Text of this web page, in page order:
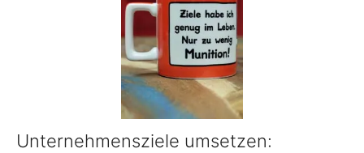
Unternehmensziele umsetzen: